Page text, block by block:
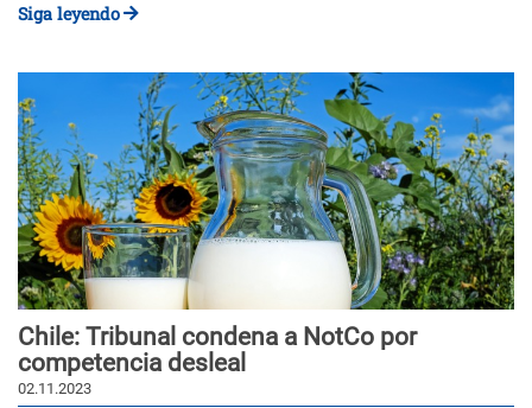
Siga leyendo
Chile: Tribunal condena a NotCo por
competencia desleal
02.11.2023